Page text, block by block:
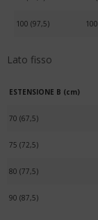
100 (97,5)
Lato fisso
ESTENSIONE B (cm)
70 (67,5)
75 (72,5)
80 (77,5)
90 (87,5)